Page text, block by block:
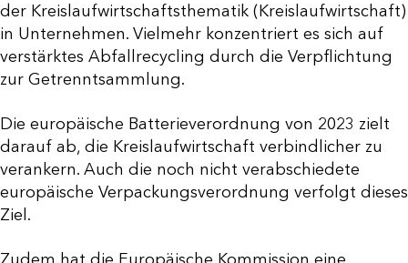
der Kreislaufwirtschaftsthematik (Kreislaufwirtschaft)
in Unternehmen. Vielmehr konzentriert es sich auf
verstärktes Abfallrecycling durch die Verpflichtung
zur Getrenntsammlung.
Die europäische Batterieverordnung von 2023 zielt
darauf ab, die Kreislaufwirtschaft verbindlicher zu
verankern. Auch die noch nicht verabschiedete
europäische Verpackungsverordnung verfolgt dieses
Ziel.